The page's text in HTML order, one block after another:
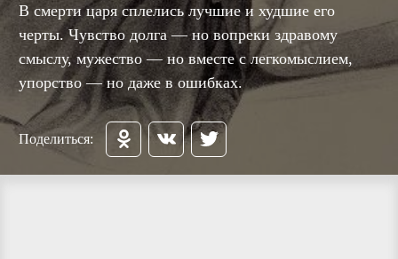
В смерти царя сплелись лучшие и худшие его
черты. Чувство долга — но вопреки здравому
смыслу, мужество — но вместе с легкомыслием,
упорство — но даже в ошибках.
Поделиться: